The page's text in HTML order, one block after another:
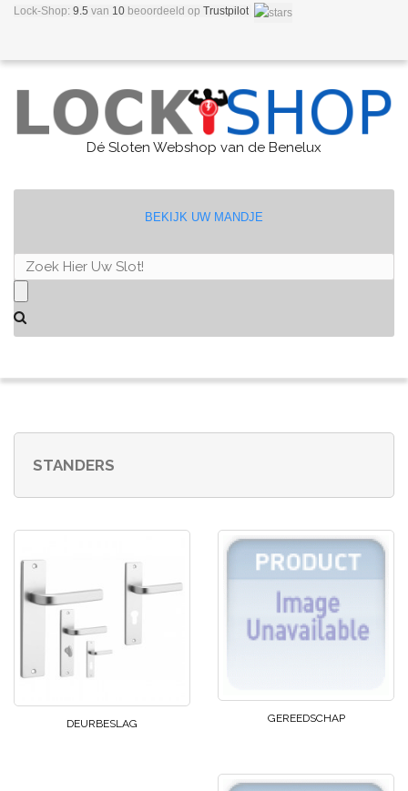
Lock-Shop: 9.5 van 10 beoordeeld op Trustpilot
Dé Sloten Webshop van de Benelux
BEKIJK UW MANDJE
STANDERS
DEURBESLAG GEREEDSCHAP